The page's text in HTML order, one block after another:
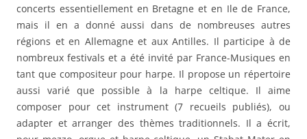
concerts essentiellement en Bretagne et en Ile de France,
mais il en a donné aussi dans de nombreuses autres
régions et en Allemagne et aux Antilles. Il participe à de
nombreux festivals et a été invité par France-Musiques en
tant que compositeur pour harpe. Il propose un répertoire
aussi varié que possible à la harpe celtique. Il aime
composer pour cet instrument (7 recueils publiés), ou
adapter et arranger des thèmes traditionnels. Il a écrit,